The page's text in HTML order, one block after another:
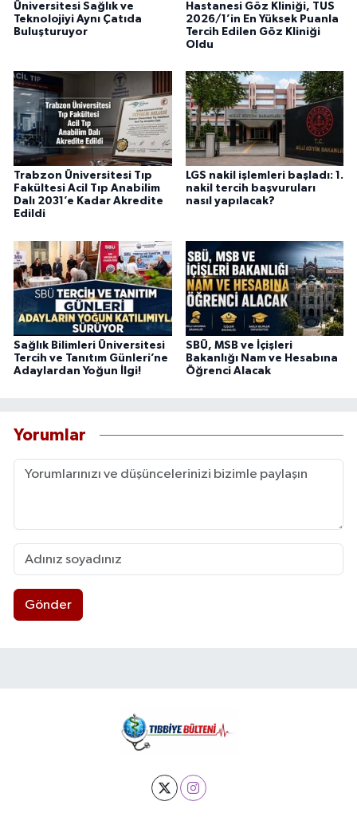
Üniversitesi Sağlık ve
Teknolojiyi Aynı Çatıda
Buluşturuyor
Hastanesi Göz Kliniği, TUS
2026/1’in En Yüksek Puanla
Tercih Edilen Göz Kliniği
Oldu
Trabzon Üniversitesi Tıp
Fakültesi Acil Tıp Anabilim
Dalı 2031’e Kadar Akredite
Edildi
LGS nakil işlemleri başladı: 1.
nakil tercih başvuruları
nasıl yapılacak?
Sağlık Bilimleri Üniversitesi
Tercih ve Tanıtım Günleri’ne
Adaylardan Yoğun İlgi!
SBÜ, MSB ve İçişleri
Bakanlığı Nam ve Hesabına
Öğrenci Alacak
Yorumlar
Gönder